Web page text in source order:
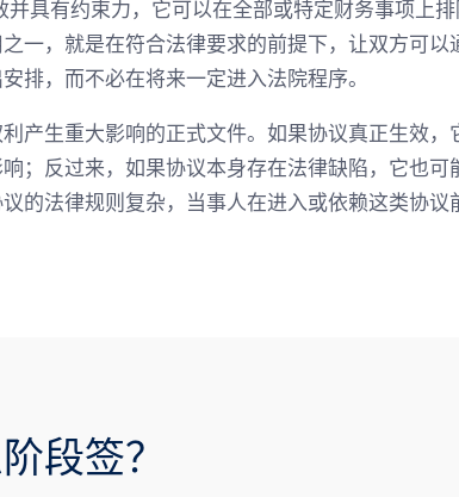
具有约束力，它可以在全部或特定财务事项上
一，就是在符合法律要求的前提下，让双方可
排，而不必在将来一定进入法院程序。
产生重大影响的正式文件。如果协议真正生效
；反过来，如果协议本身存在法律缺陷，它也
的法律规则复杂，当事人在进入或依赖这类协
段签？